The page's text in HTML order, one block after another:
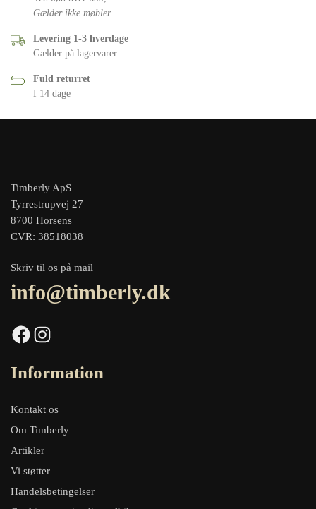
Gælder ikke møbler
Levering 1-3 hverdage
Gælder på lagervarer
Fuld returret
I 14 dage
Timberly ApS
Tyrrestrupvej 27
8700 Horsens
CVR: 38518038
Skriv til os på mail
info@timberly.dk
Facebook Instagram
Information
Kontakt os
Om Timberly
Artikler
Vi støtter
Handelsbetingelser